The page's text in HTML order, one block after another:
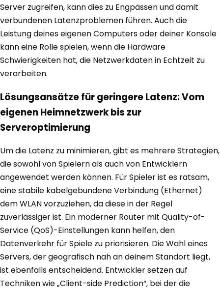
Server zugreifen, kann dies zu Engpässen und damit
verbundenen Latenzproblemen führen. Auch die
Leistung deines eigenen Computers oder deiner Konsole
kann eine Rolle spielen, wenn die Hardware
Schwierigkeiten hat, die Netzwerkdaten in Echtzeit zu
verarbeiten.
Lösungsansätze für geringere Latenz: Vom
eigenen Heimnetzwerk bis zur
Serveroptimierung
Um die Latenz zu minimieren, gibt es mehrere Strategien,
die sowohl von Spielern als auch von Entwicklern
angewendet werden können. Für Spieler ist es ratsam,
eine stabile kabelgebundene Verbindung (Ethernet)
dem WLAN vorzuziehen, da diese in der Regel
zuverlässiger ist. Ein moderner Router mit Quality-of-
Service (QoS)-Einstellungen kann helfen, den
Datenverkehr für Spiele zu priorisieren. Die Wahl eines
Servers, der geografisch nah an deinem Standort liegt,
ist ebenfalls entscheidend. Entwickler setzen auf
Techniken wie „Client-side Prediction“, bei der die